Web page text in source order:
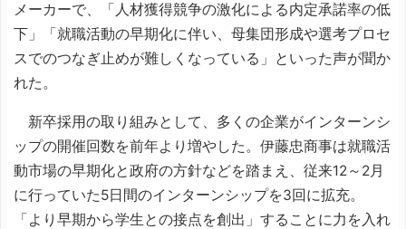
メーカーで、「人材獲得競争の激化による内定承諾率の低
下」「就職活動の早期化に伴い、母集団形成や選考プロセ
スでのつなぎ止めが難しくなっている」といった声が聞か
れた。
新卒採用の取り組みとして、多くの企業がインターンシ
ップの開催回数を前年より増やした。伊藤忠商事は就職活
動市場の早期化と政府の方針などを踏まえ、従来12～2月
に行っていた5日間のインターンシップを3回に拡充。
「より早期から学生との接点を創出」することに力を入れ